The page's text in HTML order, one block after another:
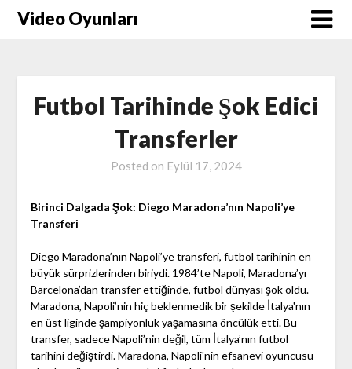
SkipVideo Oyunları
Futbol Tarihinde Şok Edici
Transferler
Posted on Eylül 17, 2024
Birinci Dalgada Şok: Diego Maradona’nın Napoli’ye
Transferi
Diego Maradona’nın Napoli’ye transferi, futbol tarihinin en
büyük sürprizlerinden biriydi. 1984’te Napoli, Maradona’yı
Barcelona’dan transfer ettiğinde, futbol dünyası şok oldu.
Maradona, Napoli’nin hiç beklenmedik bir şekilde İtalya'nın
en üst liginde şampiyonluk yaşamasına öncülük etti. Bu
transfer, sadece Napoli’nin değil, tüm İtalya’nın futbol
tarihini değiştirdi. Maradona, Napoli'nin efsanevi oyuncusu